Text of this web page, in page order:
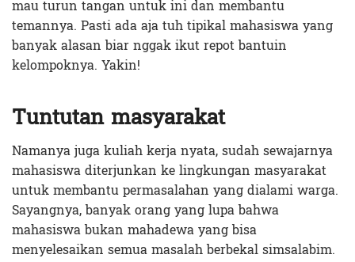
mau turun tangan untuk ini dan membantu
temannya. Pasti ada aja tuh tipikal mahasiswa yang
banyak alasan biar nggak ikut repot bantuin
kelompoknya. Yakin!
Tuntutan masyarakat
Namanya juga kuliah kerja nyata, sudah sewajarnya
mahasiswa diterjunkan ke lingkungan masyarakat
untuk membantu permasalahan yang dialami warga.
Sayangnya, banyak orang yang lupa bahwa
mahasiswa bukan mahadewa yang bisa
menyelesaikan semua masalah berbekal simsalabim.